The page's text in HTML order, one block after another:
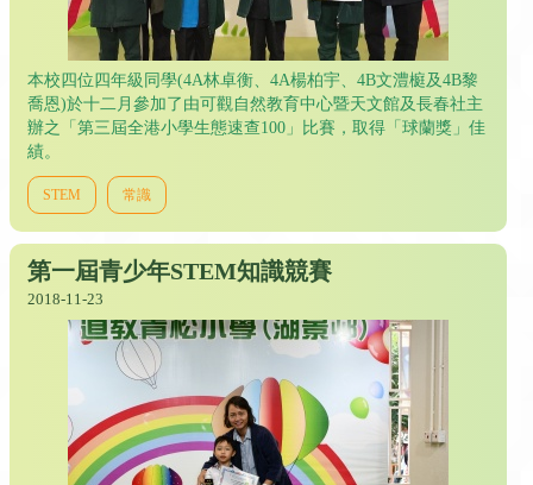
本校四位四年級同學(4A林卓衡、4A楊柏宇、4B文澧榳及4B黎
喬恩)於十二月參加了由可觀自然教育中心暨天文館及長春社主
辦之「第三屆全港小學生態速查100」比賽，取得「球蘭獎」佳
績。
STEM 常識
第一屆青少年STEM知識競賽
2018-11-23